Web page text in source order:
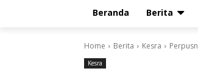
Beranda Berita
Home Berita Kesra
Kesra